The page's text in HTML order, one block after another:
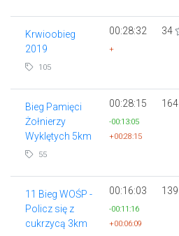
Krwioobieg
2019
105
00:28:32
+
34
Bieg Pamięci
Żołnierzy
Wyklętych 5km
55
00:28:15
-00:13:05
+00:28:15
164
11 Bieg WOŚP -
Policz się z
cukrzycą 3km
00:16:03
-00:11:16
+00:06:09
139